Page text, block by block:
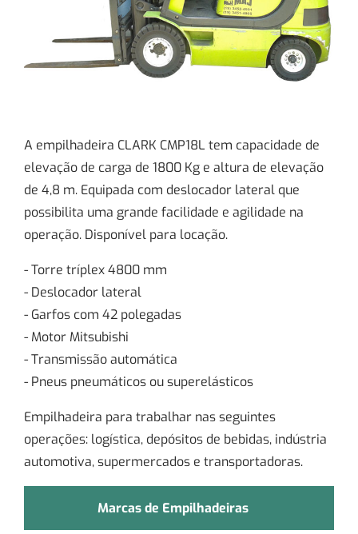
A empilhadeira CLARK CMP18L tem capacidade de
elevação de carga de 1800 Kg e altura de elevação
de 4,8 m. Equipada com deslocador lateral que
possibilita uma grande facilidade e agilidade na
operação. Disponível para locação.
- Torre tríplex 4800 mm
- Deslocador lateral
- Garfos com 42 polegadas
- Motor Mitsubishi
- Transmissão automática
- Pneus pneumáticos ou superelásticos
Empilhadeira para trabalhar nas seguintes
operações: logística, depósitos de bebidas, indústria
automotiva, supermercados e transportadoras.
Marcas de Empilhadeiras